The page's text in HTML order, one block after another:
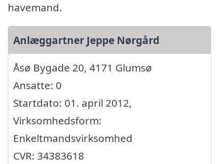
havemand.
Anlæggartner Jeppe Nørgård
Åsø Bygade 20, 4171 Glumsø
Ansatte: 0
Startdato: 01. april 2012,
Virksomhedsform:
Enkeltmandsvirksomhed
CVR: 34383618